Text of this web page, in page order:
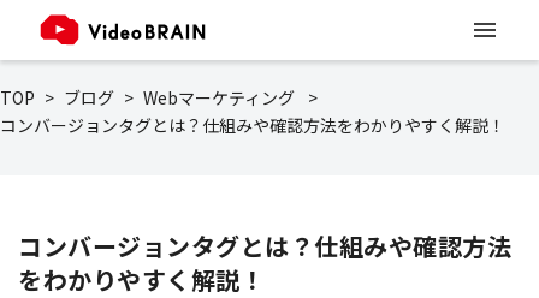
TOP ブログ
Webマーケティング
コンバージョンタグとは？仕組みや確認方法をわかりやすく解説！
コンバージョンタグとは？仕組みや確認方法
をわかりやすく解説！